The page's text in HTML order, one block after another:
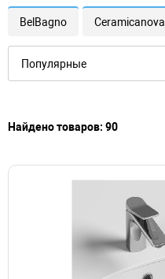
BelBagno Ceramicanova
Найдено товаров: 90